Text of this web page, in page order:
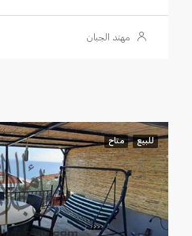
مهند الجبان
للبيع متاح